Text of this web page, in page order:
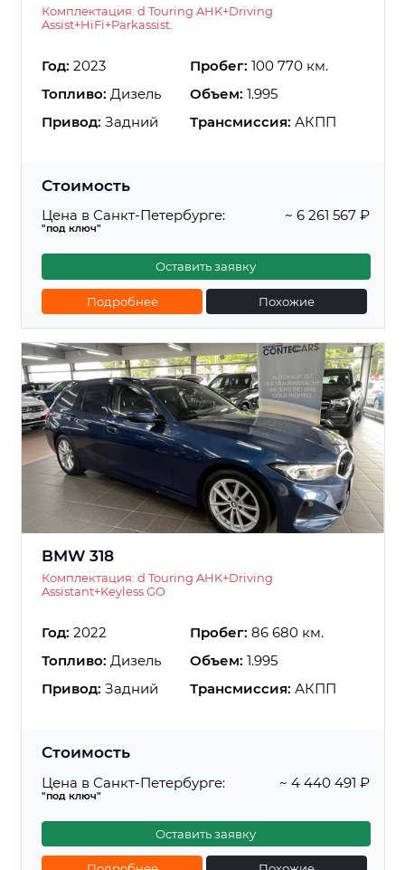
Комплектация: d Touring AHK+Driving
Assist+HiFi+Parkassist.
Год: 2023 Пробег: 100 770 км.
Топливо: Дизель Объем: 1.995
Привод: Задний Трансмиссия: АКПП
Стоимость
Цена в Санкт-Петербурге:
"под ключ"
~ 6 261 567 ₽
Оставить заявку
Подробнее Похожие
BMW 318
Комплектация: d Touring AHK+Driving
Assistant+Keyless GO
Год: 2022 Пробег: 86 680 км.
Топливо: Дизель Объем: 1.995
Привод: Задний Трансмиссия: АКПП
Стоимость
Цена в Санкт-Петербурге:
"под ключ"
~ 4 440 491 ₽
Оставить заявку